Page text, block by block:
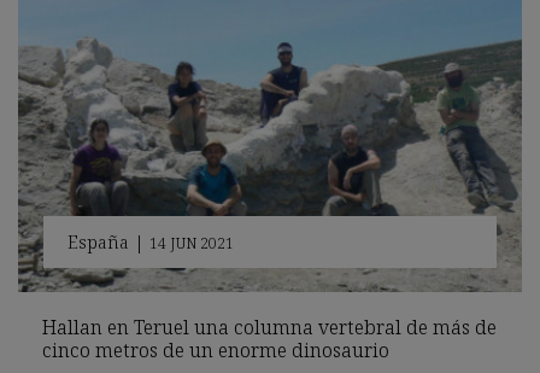
España | 14 JUN 2021
Hallan en Teruel una columna vertebral de más de
cinco metros de un enorme dinosaurio